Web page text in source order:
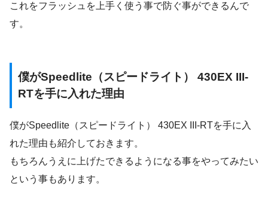
これをフラッシュを上手く使う事で防ぐ事ができるんで
す。
僕がSpeedlite（スピードライト） 430EX III-
RTを手に入れた理由
僕がSpeedlite（スピードライト） 430EX III-RTを手に入
れた理由も紹介しておきます。
もちろんうえに上げたできるようになる事をやってみたい
という事もあります。